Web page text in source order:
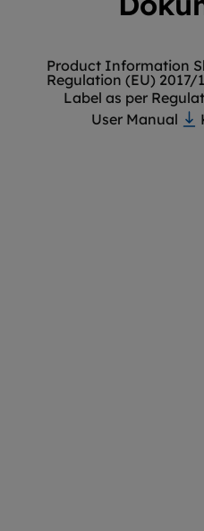
Product Information
Regulation (EU) 2017/
Label as per
User Manual